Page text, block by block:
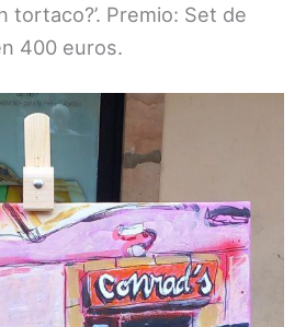
tortaco?’. Premio: Set de
400 euros.